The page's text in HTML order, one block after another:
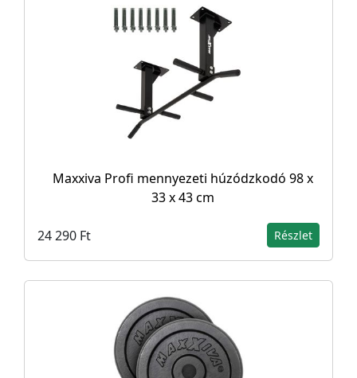
Maxxiva Profi mennyezeti húzódzkodó 98 x
33 x 43 cm
24 290 Ft Részlet